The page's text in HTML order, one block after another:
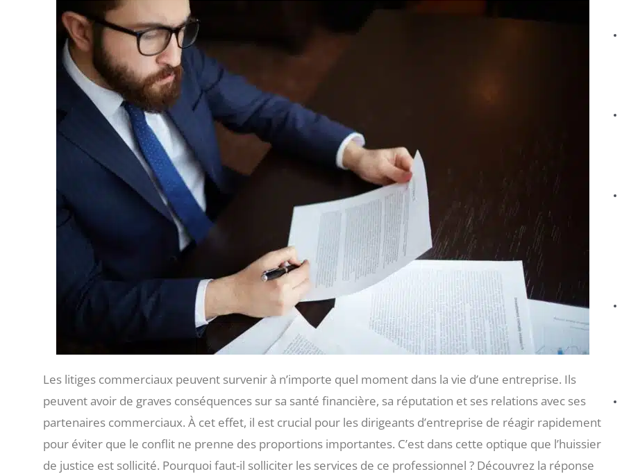
Les litiges commerciaux peuvent survenir à n’importe quel moment dans la vie d’une entreprise. Ils
peuvent avoir de graves conséquences sur sa santé financière, sa réputation et ses relations avec ses
partenaires commerciaux. À cet effet, il est crucial pour les dirigeants d’entreprise de réagir rapidement
pour éviter que le conflit ne prenne des proportions importantes. C’est dans cette optique que l’huissier
de justice est sollicité. Pourquoi faut-il solliciter les services de ce professionnel ? Découvrez la réponse